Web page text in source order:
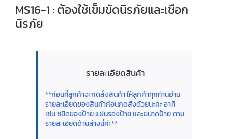
MS16-1 : ต้องใช้เข็มขัดนิรภัยและเชือก
นิรภัย
รายละเอียดสินค้า
**ก่อนที่ลูกค้าจะกดสั่งสินค้า ให้ลูกค้าทุกท่านอ่าน
รายละเอียดของสินค้าก่อนกดสั่งด้วยนะคะ อาทิ
เช่น ชนิดของป้าย แผ่นรองป้าย และขนาดป้าย ตาม
รายละเอียดด้านล่างนี้ค่ะ**